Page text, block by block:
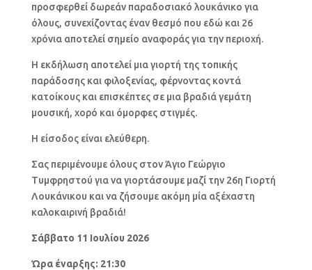
προσφερθεί δωρεάν παραδοσιακό λουκάνικο για
όλους, συνεχίζοντας έναν θεσμό που εδώ και 26
χρόνια αποτελεί σημείο αναφοράς για την περιοχή.
Η εκδήλωση αποτελεί μια γιορτή της τοπικής
παράδοσης και φιλοξενίας, φέρνοντας κοντά
κατοίκους και επισκέπτες σε μια βραδιά γεμάτη
μουσική, χορό και όμορφες στιγμές.
Η είσοδος είναι ελεύθερη.
Σας περιμένουμε όλους στον Άγιο Γεώργιο
Τυμφρηστού για να γιορτάσουμε μαζί την 26η Γιορτή
Λουκάνικου και να ζήσουμε ακόμη μία αξέχαστη
καλοκαιρινή βραδιά!
Σάββατο 11 Ιουλίου 2026
Ώρα έναρξης: 21:30